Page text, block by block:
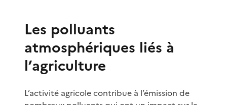
Les polluants
atmosphériques liés à
l’agriculture
L’activité agricole contribue à l’émission de